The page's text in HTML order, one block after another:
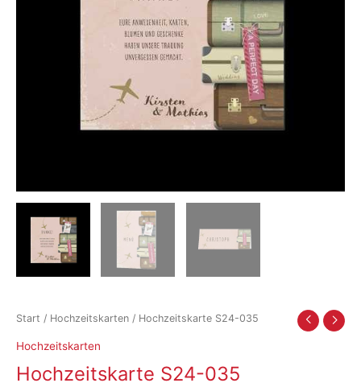
Start / Hochzeitskarten / Hochzeitskarte S24-035
Hochzeitskarten
Hochzeitskarte S24-035